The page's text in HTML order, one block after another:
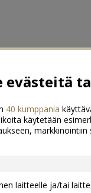
evästeitä
40 kumppania
käytetään
laitteelle ja/tai